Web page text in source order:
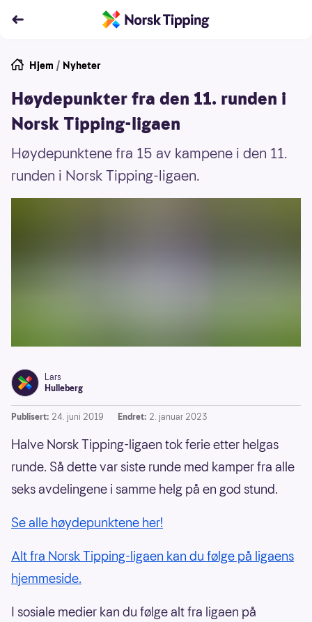
Hjem / Nyheter
Høydepunkter fra den 11. runden i
Norsk Tipping-ligaen
Høydepunktene fra 15 av kampene i den 11.
runden i Norsk Tipping-ligaen.
Lars
Hulleberg
Publisert: 24. juni 2019 Endret: 2. januar 2023
Halve Norsk Tipping-ligaen tok ferie etter helgas
runde. Så dette var siste runde med kamper fra alle
seks avdelingene i samme helg på en god stund.
Se alle høydepunktene her!
Alt fra Norsk Tipping-ligaen kan du følge på ligaens
hjemmeside.
I sosiale medier kan du følge alt fra ligaen på